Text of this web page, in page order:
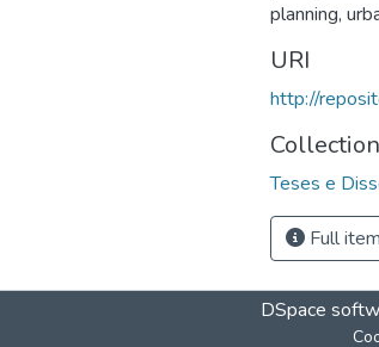
planning,
URI
http://
Teses e
Full
DSpace